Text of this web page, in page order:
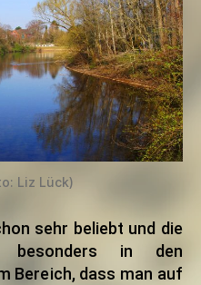
Liz Lück)
sehr beliebt und die
besonders in den
Bereich, dass man auf